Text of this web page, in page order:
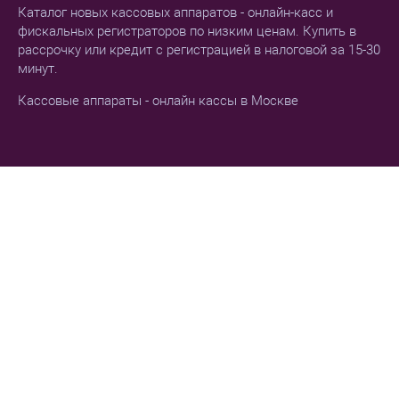
Каталог новых кассовых аппаратов - онлайн-касс и
фискальных регистраторов по низким ценам. Купить в
рассрочку или кредит с регистрацией в налоговой за 15-30
минут.
Кассовые аппараты - онлайн кассы в Москве